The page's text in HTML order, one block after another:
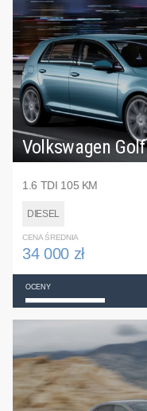
Volkswagen Golf
1.6 TDI 105 KM
DIESEL
CENA ŚREDNIA
34 000 zł
OCENY